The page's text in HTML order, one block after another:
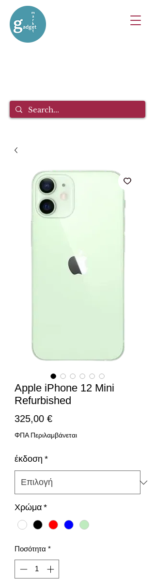
Apple iPhone 12 Mini
Refurbished
325,00 €Τιμή
ΦΠΑ Περιλαμβάνεται
έκδοση *
Χρώμα *
Ποσότητα *